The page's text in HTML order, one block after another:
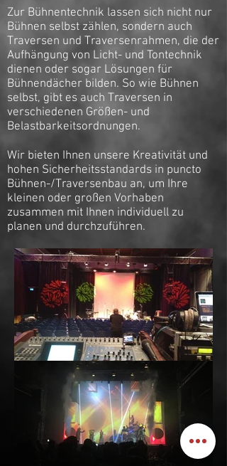
Zur Bühnentechnik lassen sich nicht nur
Bühnen selbst zählen, sondern auch
Traversen und Traversenrahmen, die der
Aufhängung von Licht- und Tontechnik
dienen oder sogar Lösungen für
Bühnendächer bilden. So wie Bühnen
selbst, gibt es auch Traversen in
verschiedenen Größen- und
Belastbarkeitsordnungen.
Wir bieten Ihnen unsere Kreativität und
hohen Sicherheitsstandards in puncto
Bühnen-/Traversenbau an, um Ihre
kleinen oder großen Vorhaben
zusammen mit Ihnen individuell zu
planen und durchzuführen.